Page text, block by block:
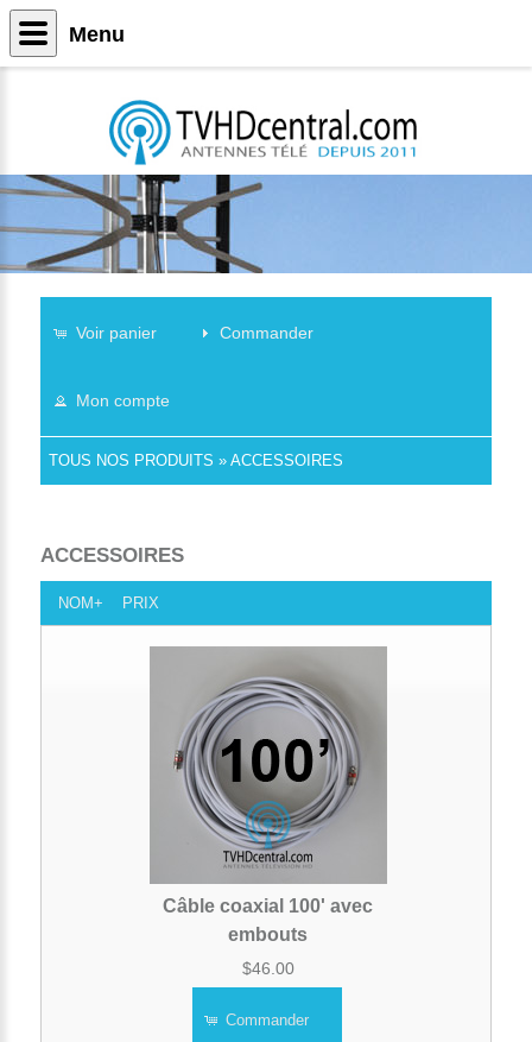
Voir panier Commander
Mon compte
TOUS NOS PRODUITS » ACCESSOIRES
ACCESSOIRES
NOM+ PRIX
Câble coaxial 100' avec
embouts
$46.00
Commander
Menu